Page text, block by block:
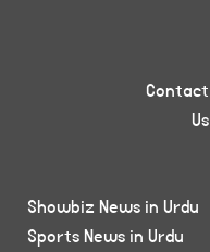
Contact
Us
Showbiz News in Urdu
Sports News in Urdu